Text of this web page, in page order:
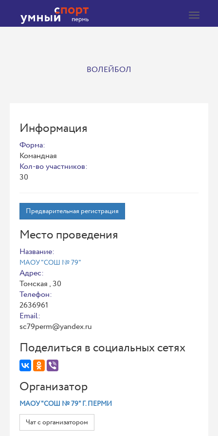
Toggle
ВОЛЕЙБОЛ
Информация
Форма:
Командная
Кол-во участников:
30
Предварительная регистрация
Место проведения
Название:
МАОУ "СОШ № 79"
Адрес:
Томская , 30
Телефон:
2636961
Email:
sc79perm@yandex.ru
Поделиться в социальных сетях
Организатор
МАОУ "СОШ № 79" Г. ПЕРМИ
Чат с организатором